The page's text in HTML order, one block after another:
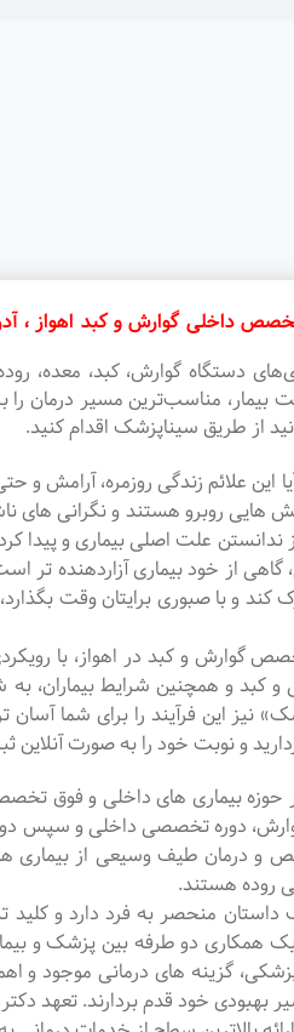
داخلی گوارش و کبد اهواز ،
دستگاه گوارش، کبد، معده،
مناسب‌ترین مسیر درمان را
از طریق سیناپزشک اقدام کنید.
علائم زندگی روزمره، آرامش و
هایی روبرو هستند و نگرانی های
ندانستن علت اصلی بیماری و
از خود بیماری آزاردهنده تر
و با صبوری برایتان وقت
گوارش و کبد در اهواز، با
کبد و همچنین شرایط بیماران،
نیز این فرآیند را برای شما
و نوبت خود را به صورت آنلاین
شده و مورد اعتماد در حوزه بیماری های
گوارش، دوره تخصصی داخلی و
رساندند. دکتر بهبهانیان دارای 20 سال تجربه در تشخیص و درمان
روده هستند.
یک داستان منحصر به فرد دارد و
همکاری دو طرفه بین پزشک و
گزینه های درمانی موجود و
خود قدم بردارند. تعهد دکتر